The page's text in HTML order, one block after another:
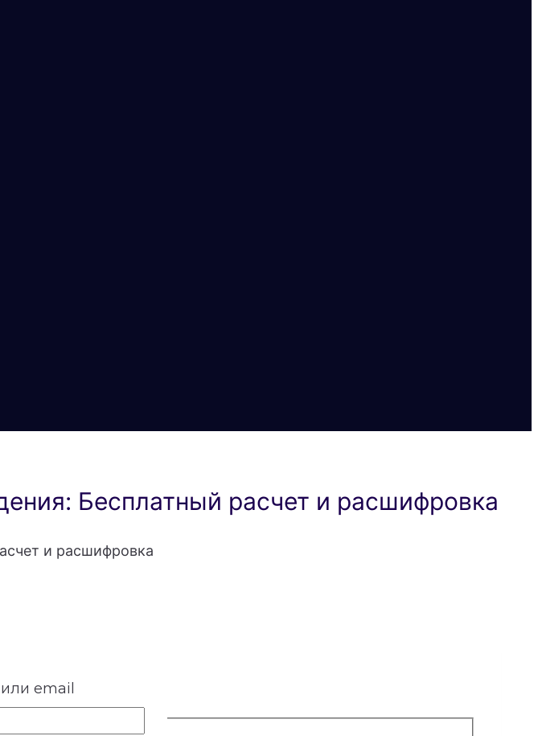
Бесплатный расчет и расшифровка
и расшифровка
email